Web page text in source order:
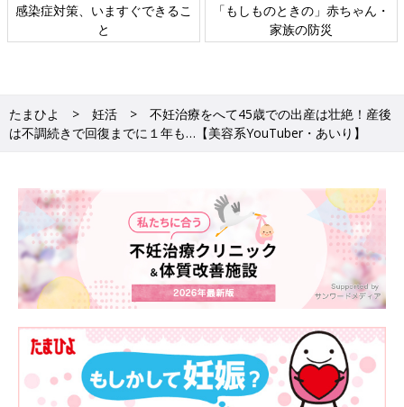
感染症対策、いますぐできるこ
と
「もしものときの」赤ちゃん・
家族の防災
たまひよ 妊活
不妊治療をへて45歳での出産は壮絶！産後
は不調続きで回復までに１年も…【美容系YouTuber・あいり】